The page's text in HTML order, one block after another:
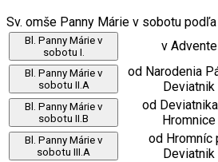
Sv. omše Panny Márie v sobotu
Bl. Panny Márie v
sobotu I.
v Advente
Bl. Panny Márie v
sobotu II.A
od Narodenia
Deviatnik
Bl. Panny Márie v
sobotu II.B
od
Hromnice
Bl. Panny Márie v
sobotu III.A
od Hromníc
Deviatnik